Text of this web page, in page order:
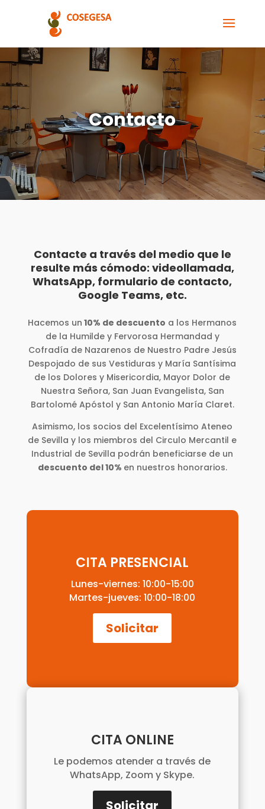
Contacto
Contacte a través del medio que le
resulte más cómodo: videollamada,
WhatsApp, formulario de contacto,
Google Teams, etc.
Hacemos un 10% de descuento a los Hermanos
de la Humilde y Fervorosa Hermandad y
Cofradía de Nazarenos de Nuestro Padre Jesús
Despojado de sus Vestiduras y María Santísima
de los Dolores y Misericordia, Mayor Dolor de
Nuestra Señora, San Juan Evangelista, San
Bartolomé Apóstol y San Antonio María Claret.
Asimismo, los socios del Excelentísimo Ateneo
de Sevilla y los miembros del Circulo Mercantil e
Industrial de Sevilla podrán beneficiarse de un
descuento del 10% en nuestros honorarios.
CITA PRESENCIAL
Lunes-viernes: 10:00-15:00
Martes-jueves: 10:00-18:00
Solicitar
CITA ONLINE
Le podemos atender a través de
WhatsApp, Zoom y Skype.
Solicitar